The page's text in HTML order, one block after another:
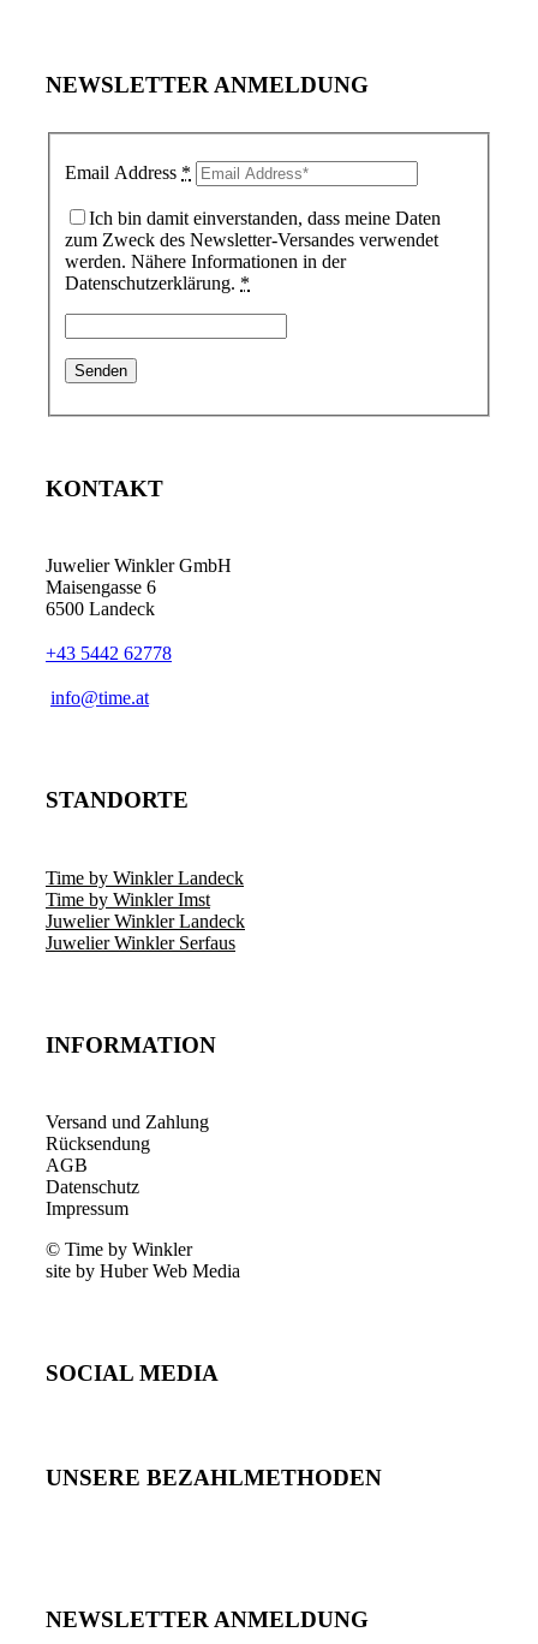
NEWSLETTER ANMELDUNG
Email Address *
Ich bin damit einverstanden, dass meine Daten
zum Zweck des Newsletter-Versandes verwendet
werden. Nähere Informationen in der
Datenschutzerklärung. *
KONTAKT
Juwelier Winkler GmbH
Maisengasse 6
6500 Landeck
+43 5442 62778
info@time.at
STANDORTE
Time by Winkler Landeck
Time by Winkler Imst
Juwelier Winkler Landeck
Juwelier Winkler Serfaus
INFORMATION
Versand und Zahlung
Rücksendung
AGB
Datenschutz
Impressum
© Time by Winkler
site by Huber Web Media
SOCIAL MEDIA
UNSERE BEZAHLMETHODEN
NEWSLETTER ANMELDUNG